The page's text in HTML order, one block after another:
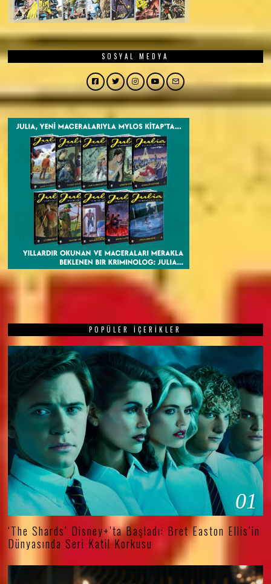
SOSYAL MEDYA
Facebook
TwitterInstagram
YouTubeEmail
POPÜLER İÇERIKLER
01
‘The Shards’ Disney+’ta Başladı: Bret Easton Ellis’in
Dünyasında Seri Katil Korkusu